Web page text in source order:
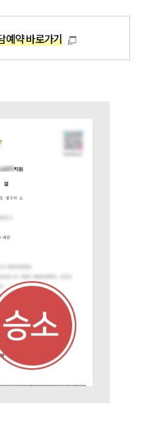
너 로펌
색
신동향
인
무
개
문변호사
료
예약 바로가기